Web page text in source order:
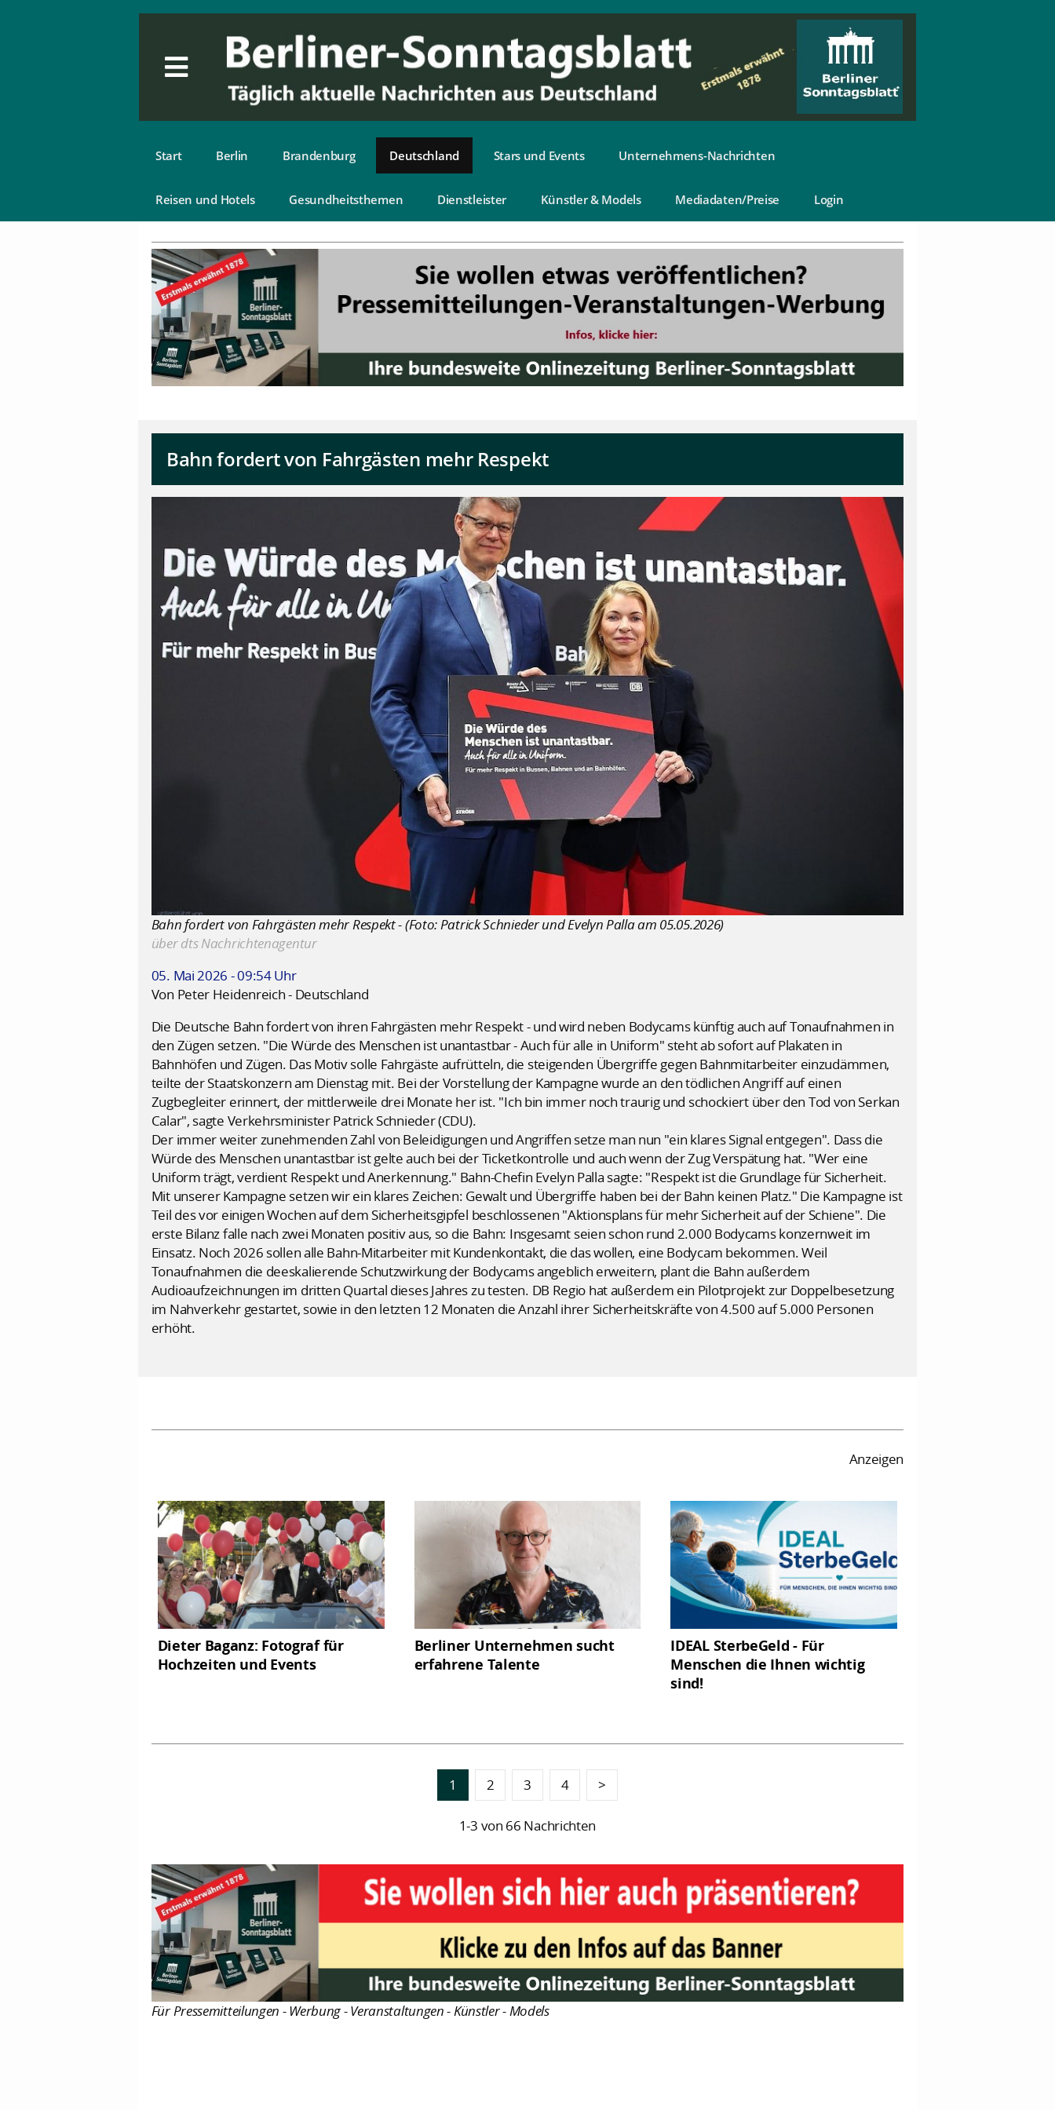
Start Berlin Brandenburg Deutschland Stars und Events Unternehmens-Nachrichten
Reisen und Hotels Gesundheitsthemen Dienstleister Künstler & Models Mediadaten/Preise Login
Bahn fordert von Fahrgästen mehr Respekt
Bahn fordert von Fahrgästen mehr Respekt - (Foto: Patrick Schnieder und Evelyn Palla am 05.05.2026)
über dts Nachrichtenagentur
05. Mai 2026 - 09:54 Uhr
Von Peter Heidenreich - Deutschland
Die Deutsche Bahn fordert von ihren Fahrgästen mehr Respekt - und wird neben Bodycams künftig auch auf Tonaufnahmen in
den Zügen setzen. "Die Würde des Menschen ist unantastbar - Auch für alle in Uniform" steht ab sofort auf Plakaten in
Bahnhöfen und Zügen. Das Motiv solle Fahrgäste aufrütteln, die steigenden Übergriffe gegen Bahnmitarbeiter einzudämmen,
teilte der Staatskonzern am Dienstag mit. Bei der Vorstellung der Kampagne wurde an den tödlichen Angriff auf einen
Zugbegleiter erinnert, der mittlerweile drei Monate her ist. "Ich bin immer noch traurig und schockiert über den Tod von Serkan
Calar", sagte Verkehrsminister Patrick Schnieder (CDU).
Der immer weiter zunehmenden Zahl von Beleidigungen und Angriffen setze man nun "ein klares Signal entgegen". Dass die
Würde des Menschen unantastbar ist gelte auch bei der Ticketkontrolle und auch wenn der Zug Verspätung hat. "Wer eine
Uniform trägt, verdient Respekt und Anerkennung." Bahn-Chefin Evelyn Palla sagte: "Respekt ist die Grundlage für Sicherheit.
Mit unserer Kampagne setzen wir ein klares Zeichen: Gewalt und Übergriffe haben bei der Bahn keinen Platz." Die Kampagne ist
Teil des vor einigen Wochen auf dem Sicherheitsgipfel beschlossenen "Aktionsplans für mehr Sicherheit auf der Schiene". Die
erste Bilanz falle nach zwei Monaten positiv aus, so die Bahn: Insgesamt seien schon rund 2.000 Bodycams konzernweit im
Einsatz. Noch 2026 sollen alle Bahn-Mitarbeiter mit Kundenkontakt, die das wollen, eine Bodycam bekommen. Weil
Tonaufnahmen die deeskalierende Schutzwirkung der Bodycams angeblich erweitern, plant die Bahn außerdem
Audioaufzeichnungen im dritten Quartal dieses Jahres zu testen. DB Regio hat außerdem ein Pilotprojekt zur Doppelbesetzung
im Nahverkehr gestartet, sowie in den letzten 12 Monaten die Anzahl ihrer Sicherheitskräfte von 4.500 auf 5.000 Personen
erhöht.
Anzeigen
Dieter Baganz: Fotograf für
Hochzeiten und Events
Berliner Unternehmen sucht
erfahrene Talente
IDEAL SterbeGeld - Für
Menschen die Ihnen wichtig
sind!
1 2 3 4 >
1-3 von 66 Nachrichten
Für Pressemitteilungen - Werbung - Veranstaltungen - Künstler - Models